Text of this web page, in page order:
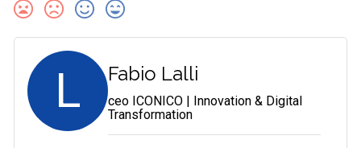
L Fabio Lalli
ceo ICONICO | Innovation & Digital
Transformation